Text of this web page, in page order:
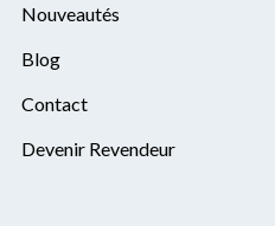
Nouveautés
Blog
Contact
Devenir Revendeur